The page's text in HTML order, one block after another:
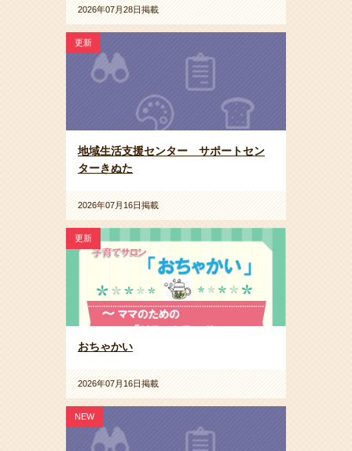
2026年07月28日掲載
更新
地域生活支援センター サポートセン
ターきぬた
2026年07月16日掲載
更新
おちゃかい
2026年07月16日掲載
NEW